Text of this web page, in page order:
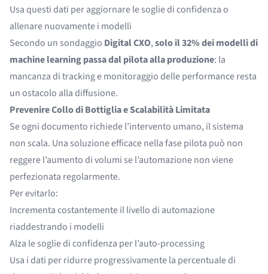
Usa questi dati per aggiornare le soglie di confidenza o
allenare nuovamente i modelli
Secondo un sondaggio Digital CXO,solo il 32% dei modelli di
machine learning passa dal pilota alla produzione: la
mancanza di tracking e monitoraggio delle performance resta
un ostacolo alla diffusione.
Prevenire Collo di Bottiglia e Scalabilità Limitata
Se ogni documento richiede l’intervento umano, il sistema
non scala. Una soluzione efficace nella fase pilota può non
reggere l’aumento di volumi se l’automazione non viene
perfezionata regolarmente.
Per evitarlo:
Incrementa costantemente il livello di automazione
riaddestrando i modelli
Alza le soglie di confidenza per l’auto-processing
Usa i dati per ridurre progressivamente la percentuale di